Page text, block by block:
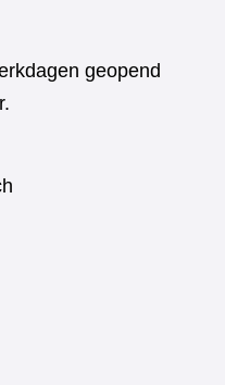
geopend